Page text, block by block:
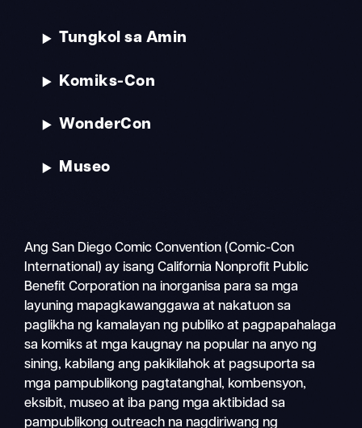
Tungkol sa Amin
Komiks-Con
WonderCon
Museo
Ang San Diego Comic Convention (Comic-Con
International) ay isang California Nonprofit Public
Benefit Corporation na inorganisa para sa mga
layuning mapagkawanggawa at nakatuon sa
paglikha ng kamalayan ng publiko at pagpapahalaga
sa komiks at mga kaugnay na popular na anyo ng
sining, kabilang ang pakikilahok at pagsuporta sa
mga pampublikong pagtatanghal, kombensyon,
eksibit, museo at iba pang mga aktibidad sa
pampublikong outreach na nagdiriwang ng